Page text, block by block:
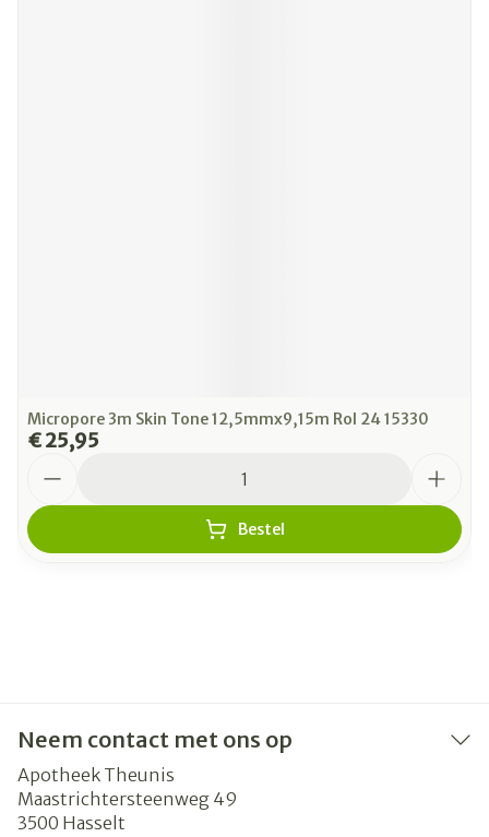
Micropore 3m Skin Tone 12,5mmx9,15m Rol 24 15330
€ 25,95
Bestel
Neem contact met ons op
Apotheek Theunis
Maastrichtersteenweg 49
3500 Hasselt